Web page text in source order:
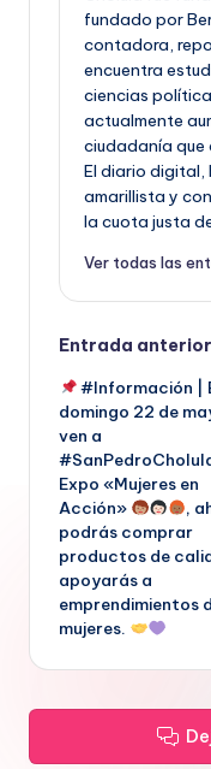
fundado por
contadora,
encuentra
ciencias
actualmente
ciudadanía que
El diario digital,
amarillista y
la cuota justa
Ver todas las
de
Entrada anterior
#Información |
domingo 22 de
ven a
Expo «Mujeres en
Acción»
,
podrás comprar
productos de
apoyarás a
emprendimientos
mujeres.